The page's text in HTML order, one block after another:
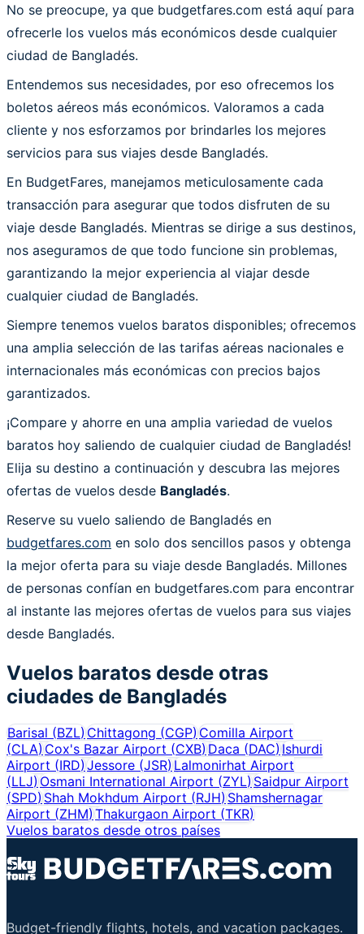
No se preocupe, ya que budgetfares.com está aquí para
ofrecerle los vuelos más económicos desde cualquier
ciudad de Bangladés.
Entendemos sus necesidades, por eso ofrecemos los
boletos aéreos más económicos. Valoramos a cada
cliente y nos esforzamos por brindarles los mejores
servicios para sus viajes desde Bangladés.
En BudgetFares, manejamos meticulosamente cada
transacción para asegurar que todos disfruten de su
viaje desde Bangladés. Mientras se dirige a sus destinos,
nos aseguramos de que todo funcione sin problemas,
garantizando la mejor experiencia al viajar desde
cualquier ciudad de Bangladés.
Siempre tenemos vuelos baratos disponibles; ofrecemos
una amplia selección de las tarifas aéreas nacionales e
internacionales más económicas con precios bajos
garantizados.
¡Compare y ahorre en una amplia variedad de vuelos
baratos hoy saliendo de cualquier ciudad de Bangladés!
Elija su destino a continuación y descubra las mejores
ofertas de vuelos desde Bangladés.
Reserve su vuelo saliendo de Bangladés en
budgetfares.com en solo dos sencillos pasos y obtenga
la mejor oferta para su viaje desde Bangladés. Millones
de personas confían en budgetfares.com para encontrar
al instante las mejores ofertas de vuelos para sus viajes
desde Bangladés.
Vuelos baratos desde otras
ciudades de Bangladés
Barisal (BZL)Chittagong (CGP)Comilla Airport
(CLA)Cox's Bazar Airport (CXB) Daca (DAC) Ishurdi
Airport (IRD)Jessore (JSR) Lalmonirhat Airport
(LLJ)Osmani International Airport (ZYL) Saidpur Airport
(SPD)Shah Mokhdum Airport (RJH) Shamshernagar
Airport (ZHM)Thakurgaon Airport (TKR)
Vuelos baratos desde otros países
Budget-friendly flights, hotels, and vacation packages.